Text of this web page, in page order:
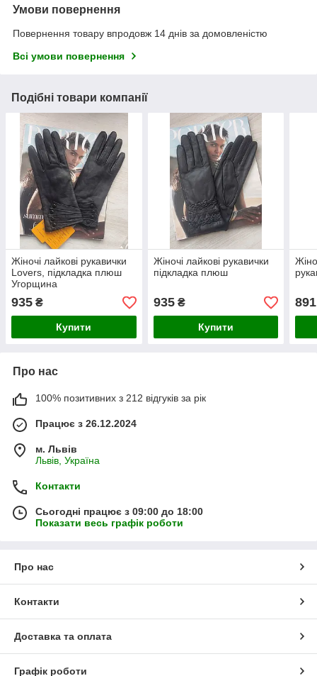
Умови повернення
Повернення товару впродовж 14 днів за домовленістю
Всі умови повернення
Подібні товари компанії
Жіночі лайкові рукавички
Lovers, підкладка плюш
Угорщина
935 ₴
Купити
Жіночі лайкові рукавички
підкладка плюш
935₴
Купити
891
Про нас
100% позитивних з 212 відгуків за рік
Працює з 26.12.2024
м. Львів
Львів, Україна
Контакти
Сьогодні працює з 09:00 до 18:00
Показати весь графік роботи
Про нас
Контакти
Доставка та оплата
Графік роботи